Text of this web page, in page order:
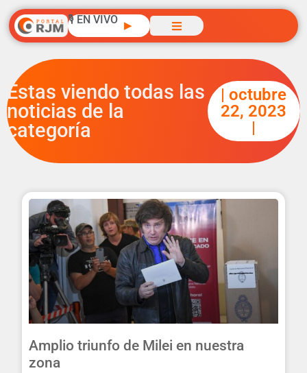
🎙️ EN VIVO ▶
Estas viendo todas las
noticias de la
categoría
| octubre
22, 2023
|
Amplio triunfo de Milei en nuestra
zona